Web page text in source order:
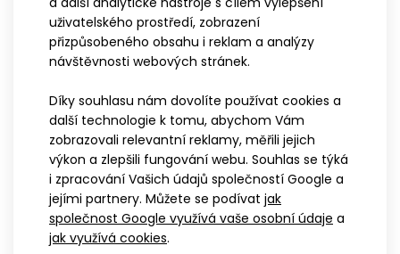
uživatelského prostředí, zobrazení
přizpůsobeného obsahu i reklam a analýzy
návštěvnosti webových stránek.
Díky souhlasu nám dovolíte používat cookies a
další technologie k tomu, abychom Vám
zobrazovali relevantní reklamy, měřili jejich
výkon a zlepšili fungování webu. Souhlas se týká
i zpracování Vašich údajů společností Google a
jejími partnery. Můžete se podívat jak
společnost Google využívá vaše osobní údaje a
jak využívá cookies.
Kolekce ATEX MARK
Kolekce ATEX TRAIL
Kolekce ATEX SATO